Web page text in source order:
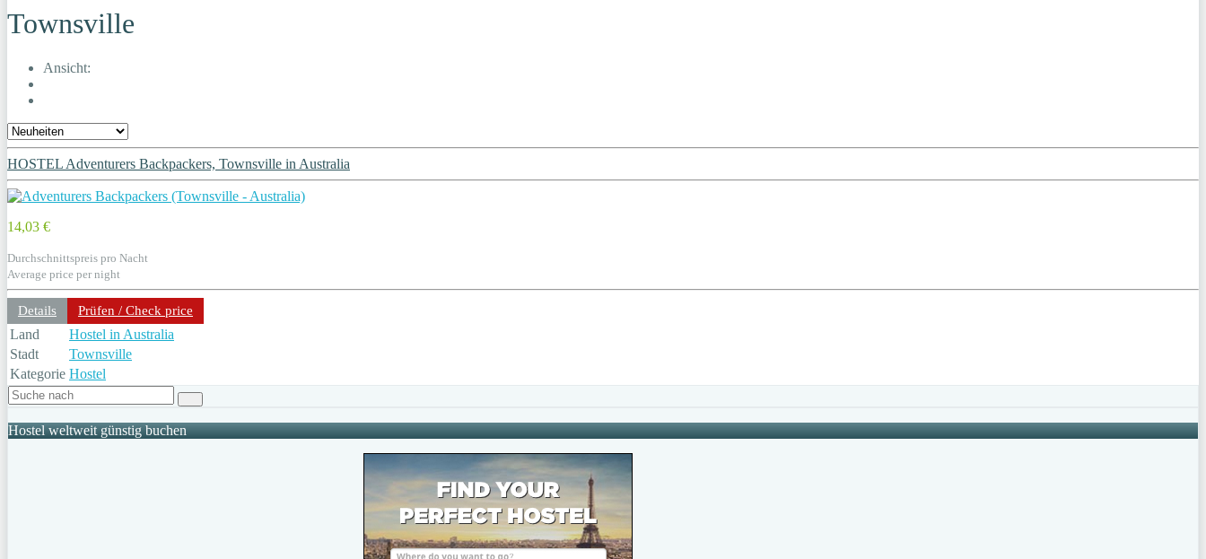
Townsville
Ansicht:
HOSTEL Adventurers Backpackers, Townsville in Australia
14,03 €
Durchschnittspreis pro Nacht
Average price per night
Details Prüfen / Check price
Land
Hostel in Australia
Stadt
Townsville
Kategorie Hostel
Hostel weltweit günstig buchen